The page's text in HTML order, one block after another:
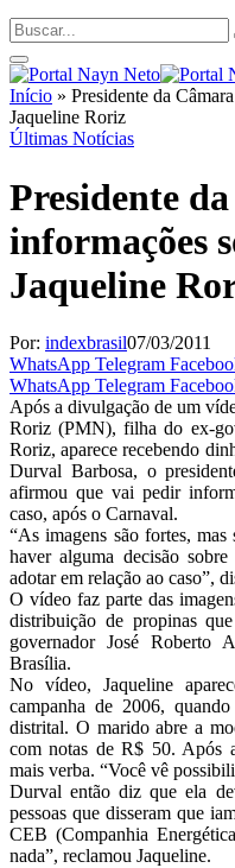
Início » Presidente da
Jaqueline Roriz
Últimas Notícias
Presidente
informações
Jaqueline
Por: indexbrasil07/03/2011
WhatsApp Telegram
WhatsApp Telegram
Após a divulgação de um
Roriz (PMN), filha do ex-
Roriz, aparece recebendo
Durval Barbosa, o
afirmou que vai pedir
caso, após o Carnaval.
“As imagens são fortes,
haver alguma decisão
adotar em relação ao caso”,
O vídeo faz parte das
distribuição de propinas
governador José Roberto
Brasília.
No vídeo, Jaqueline
campanha de 2006,
distrital. O marido abre a
com notas de R$ 50. Após
mais verba. “Você vê
Durval então diz que ela
pessoas que disseram que
CEB (Companhia
nada”, reclamou Jaqueline.